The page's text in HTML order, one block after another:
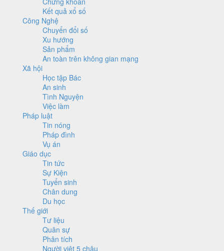
Kết quả xổ số
Công Nghệ
Chuyển đổi số
Xu hướng
Sản phẩm
An toàn trên không gian mạng
Xã hội
Học tập Bác
An sinh
Tình Nguyện
Việc làm
Pháp luật
Tin nóng
Pháp đình
Vụ án
Giáo dục
Tin tức
Sự Kiện
Tuyển sinh
Chân dung
Du học
Thế giới
Tư liệu
Quân sự
Phân tích
Người việt 5 châu